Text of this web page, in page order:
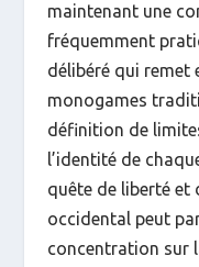
maintenant une
fréquemment
délibéré qui remet
monogames
définition de
l’identité de
quête de liberté et
occidental peut
concentration sur